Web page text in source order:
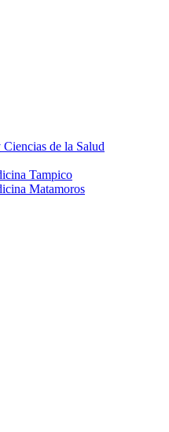
de la Salud
Tampico
Matamoros